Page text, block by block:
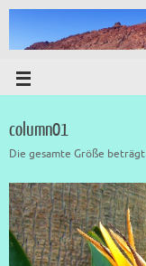
column01
Die gesamte Größe beträgt